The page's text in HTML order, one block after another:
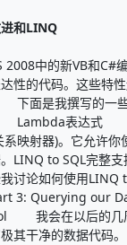
和LINQ
中的新VB和C#编
性的代码。这些特
面是我撰写的一些
表达式 查
系映射器)。它允许
LINQ to SQL完整
我讨论如何使用
Querying our
我会在以后的几周
其干净的数据代码。